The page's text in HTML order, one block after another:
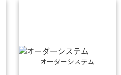
オーダーシステム